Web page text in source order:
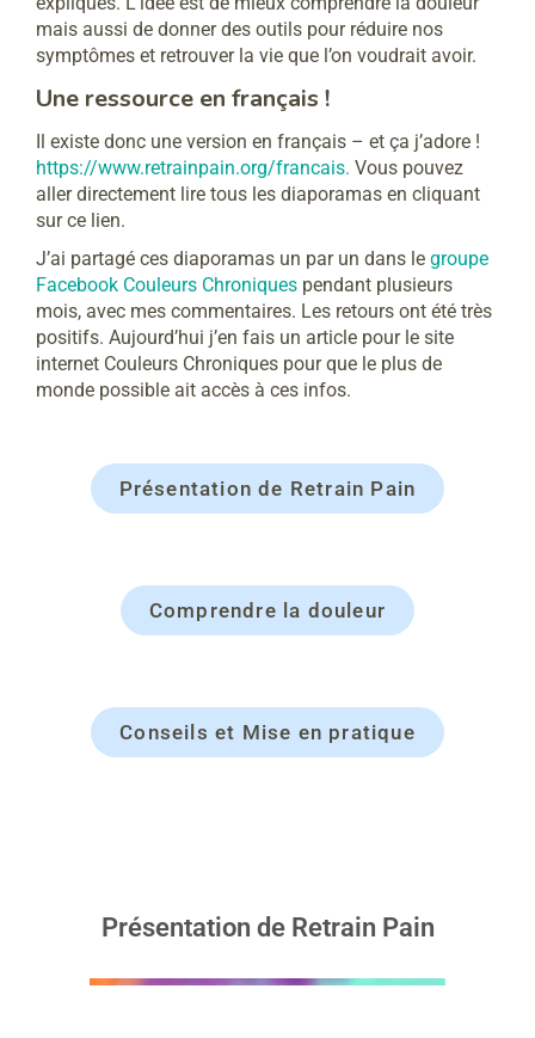
mais aussi de donner des outils pour réduire nos
symptômes et retrouver la vie que l’on voudrait avoir.
Une ressource en français !
Il existe donc une version en français – et ça j’adore !
https://www.retrainpain.org/francais. Vous pouvez
aller directement lire tous les diaporamas en cliquant
sur ce lien.
J’ai partagé ces diaporamas un par un dans le groupe
Facebook Couleurs Chroniques pendant plusieurs
mois, avec mes commentaires. Les retours ont été très
positifs. Aujourd’hui j’en fais un article pour le site
internet Couleurs Chroniques pour que le plus de
monde possible ait accès à ces infos.
Présentation de Retrain Pain
Comprendre la douleur
Conseils et Mise en pratique
Présentation de Retrain Pain